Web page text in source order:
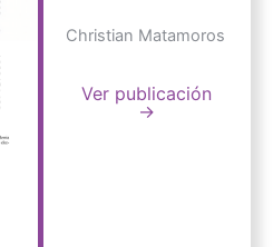
Christian Matamoros
Ver publicación
→